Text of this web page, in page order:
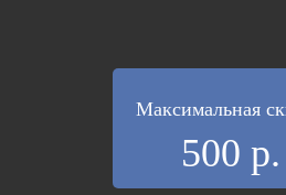
Максимальная
500 р.